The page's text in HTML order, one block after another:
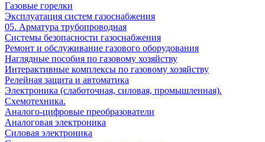
Газовые горелки
Эксплуатация систем газоснабжения
05. Арматура трубопроводная
Системы безопасности газоснабжения
Ремонт и обслуживание газового оборудования
Наглядные пособия по газовому хозяйству
Интерактивные комплексы по газовому хозяйству
Релейная защита и автоматика
Электроника (слаботочная, силовая, промышленная).
Схемотехника.
Аналого-цифровые преобразователи
Аналоговая электроника
Cиловая электроника